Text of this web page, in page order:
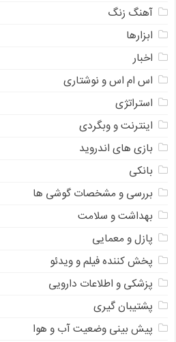
آهنگ زنگ
ابزارها
اخبار
اس ام اس و نوشتاری
استراتژی
اینترنت و وبگردی
بازی های اندروید
بانکی
بررسی و مشخصات گوشی ها
بهداشت و سلامت
پازل و معمایی
پخش کننده فیلم و ویدئو
پزشکی و اطلاعات دارویی
پشتیبان گیری
پیش بینی وضعیت آب و هوا